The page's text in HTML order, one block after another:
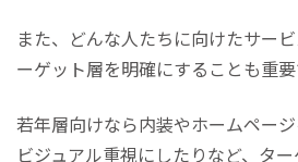
また、どんな人たちに向けたサー
ーゲット層を明確にすることも重要
若年層向けなら内装やホームペー
ビジュアル重視にしたりなど、タ